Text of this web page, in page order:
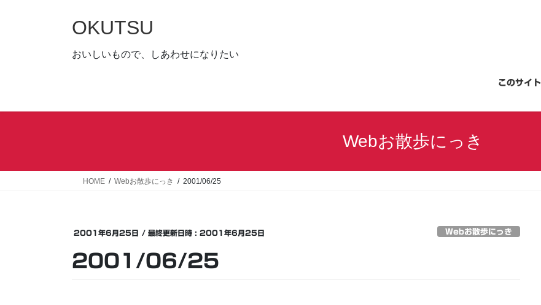
キ
に
OKUTSU
おいしいもので、しあわせになりたい
このサイト
Webお散歩にっき
HOME Webお散歩にっき 2001/06/25
2001年6月25日 / 最終更新日時 : 2001年6月25日 Webお散歩にっき
2001/06/25